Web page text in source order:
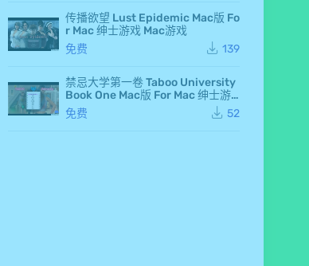
游
仙
剑
侠
传
七
传播欲望 Lust Epidemic Mac版 Fo
r Mac 绅士游戏 Mac游戏
免费
139
禁忌大学第一卷 Taboo University
Book One Mac版 For Mac 绅士游
戏 Mac游戏
免费 52